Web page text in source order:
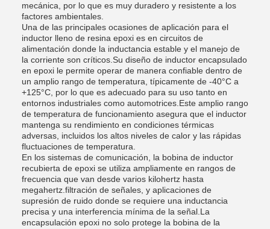
mecánica, por lo que es muy duradero y resistente a los
factores ambientales.
Una de las principales ocasiones de aplicación para el
inductor lleno de resina epoxi es en circuitos de
alimentación donde la inductancia estable y el manejo de
la corriente son críticos.Su diseño de inductor encapsulado
en epoxi le permite operar de manera confiable dentro de
un amplio rango de temperatura, típicamente de -40°C a
+125°C, por lo que es adecuado para su uso tanto en
entornos industriales como automotrices.Este amplio rango
de temperatura de funcionamiento asegura que el inductor
mantenga su rendimiento en condiciones térmicas
adversas, incluidos los altos niveles de calor y las rápidas
fluctuaciones de temperatura.
En los sistemas de comunicación, la bobina de inductor
recubierta de epoxi se utiliza ampliamente en rangos de
frecuencia que van desde varios kilohertz hasta
megahertz.filtración de señales, y aplicaciones de
supresión de ruido donde se requiere una inductancia
precisa y una interferencia mínima de la señal.La
encapsulación epoxi no solo protege la bobina de la